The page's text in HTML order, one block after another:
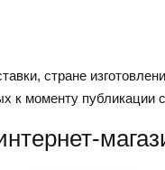
стране
к моменту публикации